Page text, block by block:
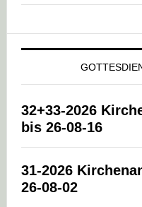
32+33-2026
bis 26-08-16
31-2026
26-08-02